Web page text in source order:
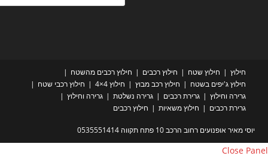
חילוץ חילוץ שטח חילוץ רכבים
חילוץ רכבים מהשטח
חילוץ ג'יפים בשטח
חילוץ רכב מבוץ חילוץ 4×4
חילוץ רכבי שטח
גרירה וחילוץ
גרירת רכבים גרירה נשלטת
גרירה וחילוץ
גרירת רכבים
חילוץ משאיות חילוץ רכבים
יוסי מאיר אופנועים רחוב הרכב 10 פתח תקווה 0535551414
Close